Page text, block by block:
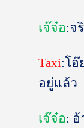
เจ๊จ๋อ:จ
Taxi:โอ๊
อยู่แล้ว
เจ๊จ๋อ: อ้